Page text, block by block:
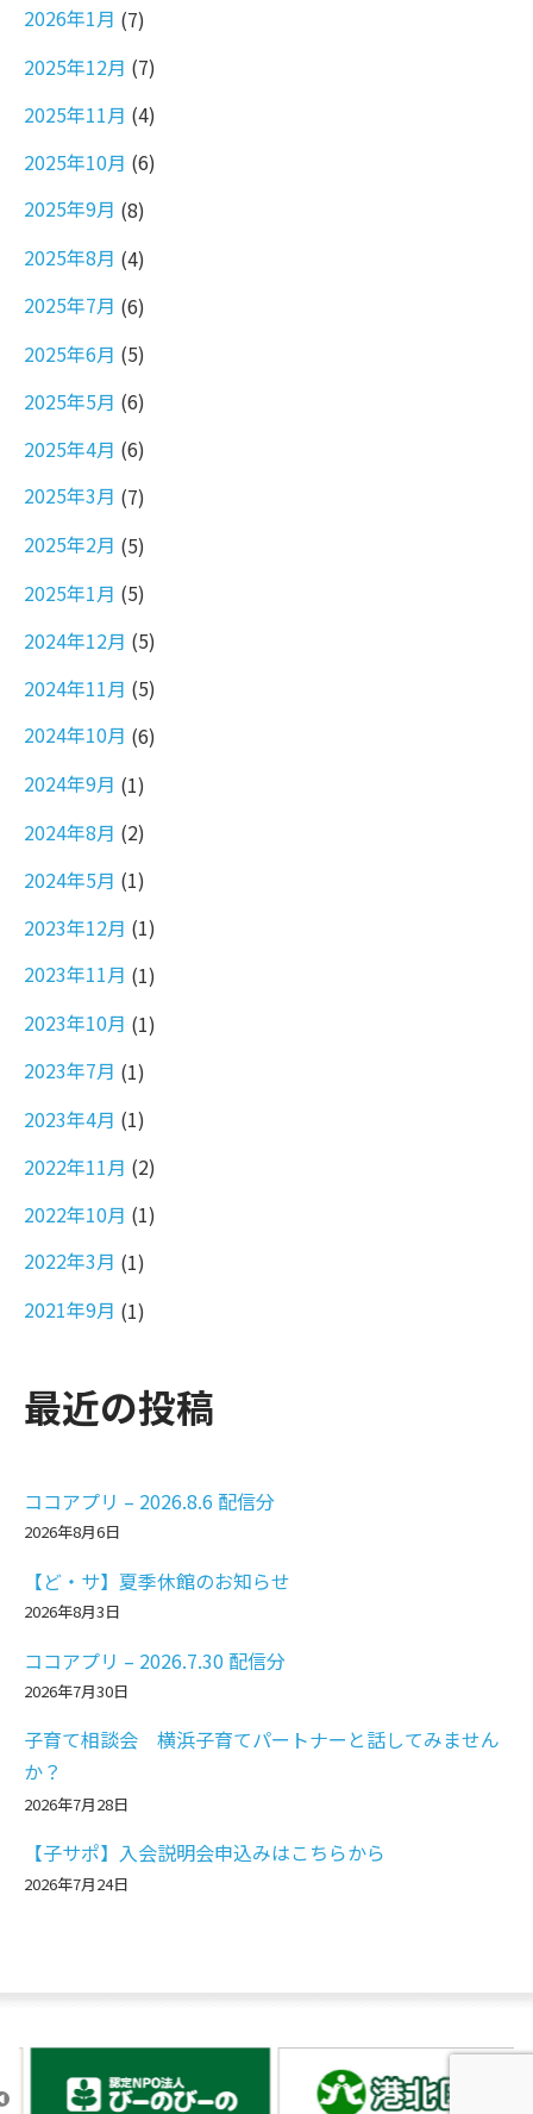
2026年1月 (7)
2025年12月 (7)
2025年11月 (4)
2025年10月 (6)
2025年9月 (8)
2025年8月 (4)
2025年7月 (6)
2025年6月 (5)
2025年5月 (6)
2025年4月 (6)
2025年3月 (7)
2025年2月 (5)
2025年1月 (5)
2024年12月 (5)
2024年11月 (5)
2024年10月 (6)
2024年9月 (1)
2024年8月 (2)
2024年5月 (1)
2023年12月 (1)
2023年11月 (1)
2023年10月 (1)
2023年7月 (1)
2023年4月 (1)
2022年11月 (2)
2022年10月 (1)
2022年3月 (1)
2021年9月 (1)
最近の投稿
ココアプリ – 2026.8.6 配信分
2026年8月6日
【ど・サ】夏季休館のお知らせ
2026年8月3日
ココアプリ – 2026.7.30 配信分
2026年7月30日
子育て相談会 横浜子育てパートナーと話してみません
か？
2026年7月28日
【子サポ】入会説明会申込みはこちらから
2026年7月24日